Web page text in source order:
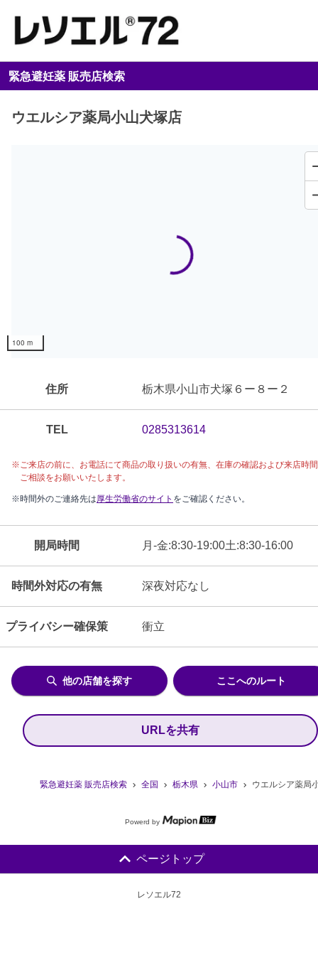
緊急避妊薬 販売店検索 全国 栃木県 小山市 ウエルシア薬局
緊急避妊薬 販売店検索
ウエルシア薬局小山犬塚店
住所 栃木県小山市犬塚６ー８ー２
TEL 0285313614
※ご来店の前に、 お電話にて商品の取り扱いの有無、在庫の確認および来店時
ご相談をお願いいたします。
※時間外のご連絡先は厚生労働省のサイト をご確認ください。
開局時間 月-金:8:30-19:00土:8:30-16:00
時間外対応の有無 深夜対応なし
プライバシー確保策 衝立
他の店舗を探す ここへのルート
URLを共有
Loading...
100 m
Powerd by
ページトップ
レソエル72